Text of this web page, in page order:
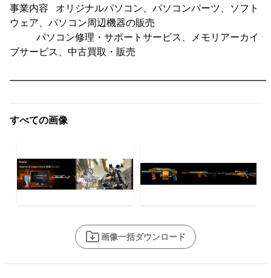
事業内容 オリジナルパソコン、パソコンパーツ、ソフト
ウェア、パソコン周辺機器の販売
パソコン修理・サポートサービス、メモリアーカイ
ブサービス、中古買取・販売
すべての画像
画像一括ダウンロード